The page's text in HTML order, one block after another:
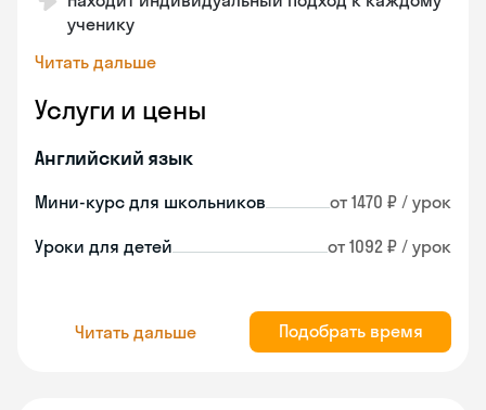
ученику
Читать дальше
Услуги и цены
Английский язык
Мини-курс для школьников от 1470 ₽ / урок
Уроки для детей от 1092 ₽ / урок
Читать дальше Подобрать время